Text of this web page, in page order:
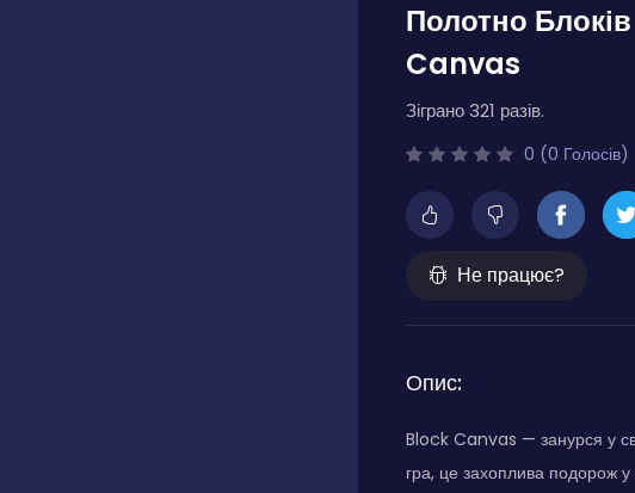
Полотно
Canvas
Зіграно 321 разів.
0 (0 Голосів)
Не працює?
Опис:
Block Canvas — занурся у
гра, це захоплива подорож у